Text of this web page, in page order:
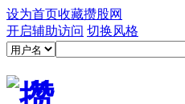
设为首页收藏攒股网
开启辅助访问 切换风格